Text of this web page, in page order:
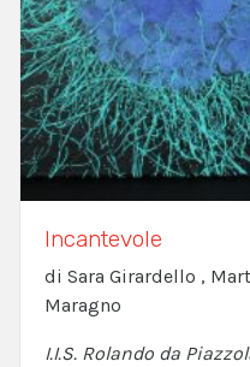
Incantevole
di Sara Girardello ,
Maragno
I.I.S. Rolando da